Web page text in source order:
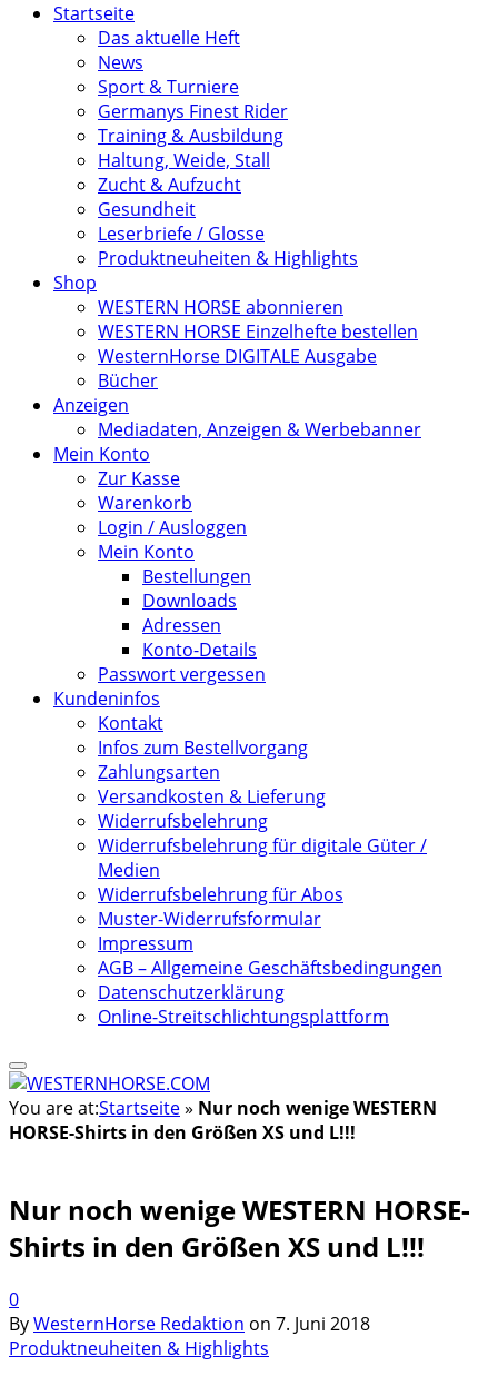
Startseite
Das aktuelle Heft
News
Sport & Turniere
Germanys Finest Rider
Training & Ausbildung
Haltung, Weide, Stall
Zucht & Aufzucht
Gesundheit
Leserbriefe / Glosse
Produktneuheiten & Highlights
Shop
WESTERN HORSE abonnieren
WESTERN HORSE Einzelhefte bestellen
WesternHorse DIGITALE Ausgabe
Bücher
Anzeigen
Mediadaten, Anzeigen & Werbebanner
Mein Konto
Zur Kasse
Warenkorb
Login / Ausloggen
Mein Konto
Bestellungen
Downloads
Adressen
Konto-Details
Passwort vergessen
Kundeninfos
Kontakt
Infos zum Bestellvorgang
Zahlungsarten
Versandkosten & Lieferung
Widerrufsbelehrung
Widerrufsbelehrung für digitale Güter /
Medien
Widerrufsbelehrung für Abos
Muster-Widerrufsformular
Impressum
AGB – Allgemeine Geschäftsbedingungen
Datenschutzerklärung
Online-Streitschlichtungsplattform
You are at:Startseite» Nur noch wenige WESTERN
HORSE-Shirts in den Größen XS und L!!!
Nur noch wenige WESTERN HORSE-
Shirts in den Größen XS und L!!!
0
ByWesternHorse Redaktion on 7. Juni 2018
Produktneuheiten & Highlights